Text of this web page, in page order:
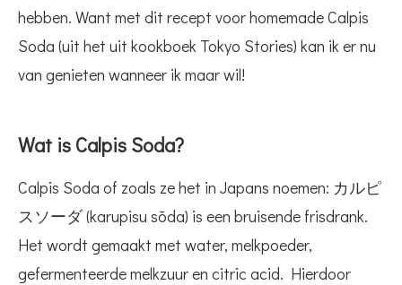
hebben. Want met dit recept voor homemade Calpis
Soda (uit het uit kookboek Tokyo Stories) kan ik er nu
van genieten wanneer ik maar wil!
Wat is Calpis Soda?
Calpis Soda of zoals ze het in Japans noemen: カルピ
スソーダ (karupisu sōda) is een bruisende frisdrank.
Het wordt gemaakt met water, melkpoeder,
gefermenteerde melkzuur en citric acid. Hierdoor